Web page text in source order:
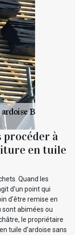
procéder à
en tuile
Quand les
d’un point qui
d’être remise en
sont abimées ou
le propriétaire
tuile d’ardoise sans